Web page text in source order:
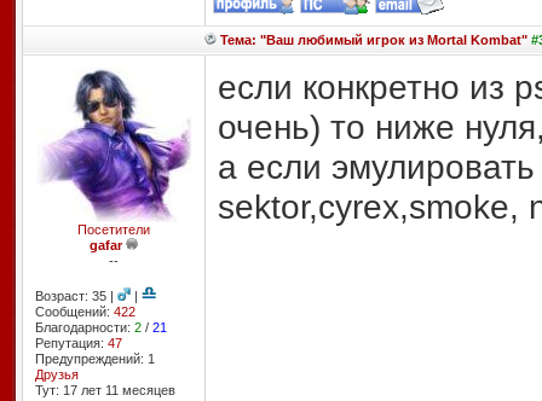
Тема: "Ваш любимый игрок из Mortal Kombat"
Посетители
gafar
--
Возраст: 35 |
|
Сообщений: 422
Благодарности: 2/ 21
Репутация: 47
Предупреждений: 1
Друзья
Тут: 17 лет 11 месяцев
если конкретно из
очень) то ниже
а если
sektor,cyrex,smoke,